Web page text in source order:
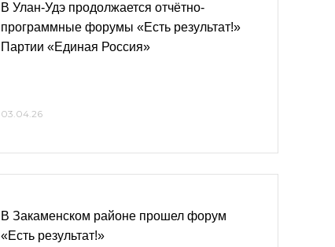
В Улан-Удэ продолжается отчётно-
программные форумы «Есть результат!»
Партии «Единая Россия»
03.04.26
В Закаменском районе прошел форум
«Есть результат!»